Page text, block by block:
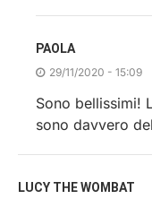
PAOLA
29/11/2020 - 15:09
Sono bellissimi!
sono davvero
LUCY THE WOMBAT